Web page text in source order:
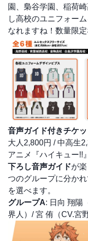
園、梟谷学園、稲荷
し高校のユニフォー
なれますね！数量限
音声ガイド付きチケッ
大人2,800円 / 中高生
アニメ『ハイキュー!!
下ろし音声ガイドが
つのグループに分か
を選べます。
グループA: 日向 翔陽
界人）/ 宮 侑（CV.宮